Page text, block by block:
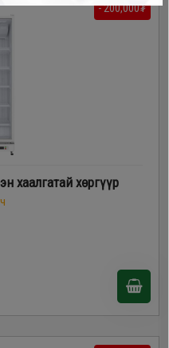
- 200,000₮
хаалгатай хөргүүр